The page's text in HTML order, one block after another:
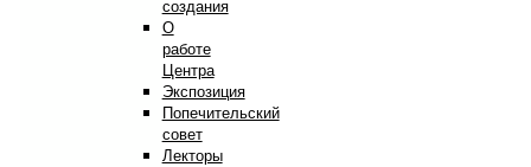
создания
О
работе
Центра
Экспозиция
Попечительский
совет
Лекторы